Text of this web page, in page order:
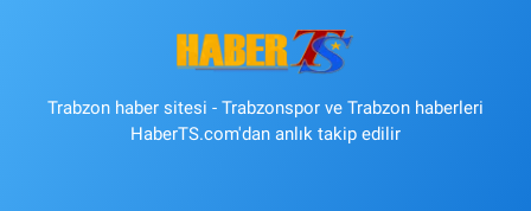
Trabzon haber sitesi - Trabzonspor ve Trabzon haberleri
HaberTS.com'dan anlık takip edilir